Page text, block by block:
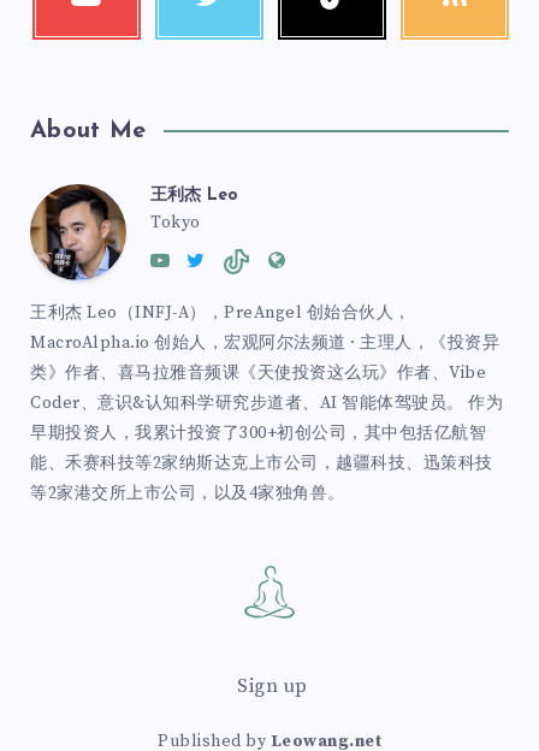
About Me
王利杰 Leo
Tokyo
王利杰 Leo（INFJ-A），PreAngel 创始合伙人，
MacroAlpha.io 创始人，宏观阿尔法频道 · 主理人，《投资异
类》作者、喜马拉雅音频课《天使投资这么玩》作者、Vibe
Coder、意识&认知科学研究步道者、AI 智能体驾驶员。 作为
早期投资人，我累计投资了300+初创公司，其中包括亿航智
能、禾赛科技等2家纳斯达克上市公司，越疆科技、迅策科技
等2家港交所上市公司，以及4家独角兽。
Sign up
Published by Leowang.net